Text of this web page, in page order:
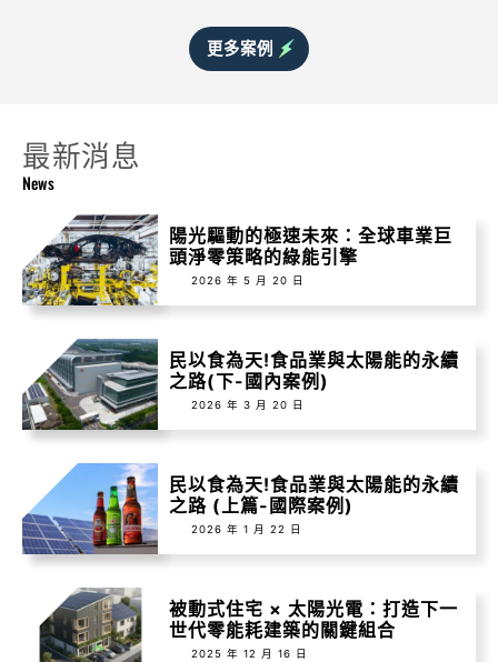
更多案例
最新消息
News
陽光驅動的極速未來：全球車業巨
頭淨零策略的綠能引擎
2026 年 5 月 20 日
民以食為天!食品業與太陽能的永續
之路(下-國內案例)
2026 年 3 月 20 日
民以食為天!食品業與太陽能的永續
之路 (上篇-國際案例)
2026 年 1 月 22 日
被動式住宅 × 太陽光電：打造下一
世代零能耗建築的關鍵組合
2025 年 12 月 16 日